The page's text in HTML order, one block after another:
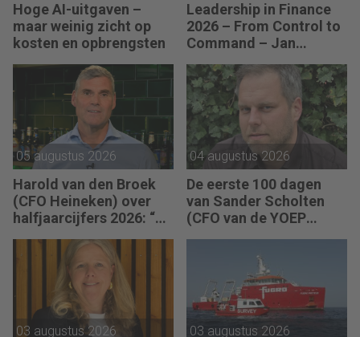
Hoge AI-uitgaven –
maar weinig zicht op
kosten en opbrengsten
Leadership in Finance
2026 – From Control to
Command – Jan
Hendrik van Gilst (CFO
van The Protein
Brewery): “Je moet
vaak met relatief weinig
data toch knopen
doorhakken.”
05 augustus 2026
Harold van den Broek
(CFO Heineken) over
halfjaarcijfers 2026: “De
strategie werkt en de
vooruitgang is
zichtbaar.”
04 augustus 2026
De eerste 100 dagen
van Sander Scholten
(CFO van de YOEP
Groep): “Financiële
sturing werkt pas echt
als mensen begrijpen
waarom keuzes nodig
zijn.”
03 augustus 2026 03 augustus 2026